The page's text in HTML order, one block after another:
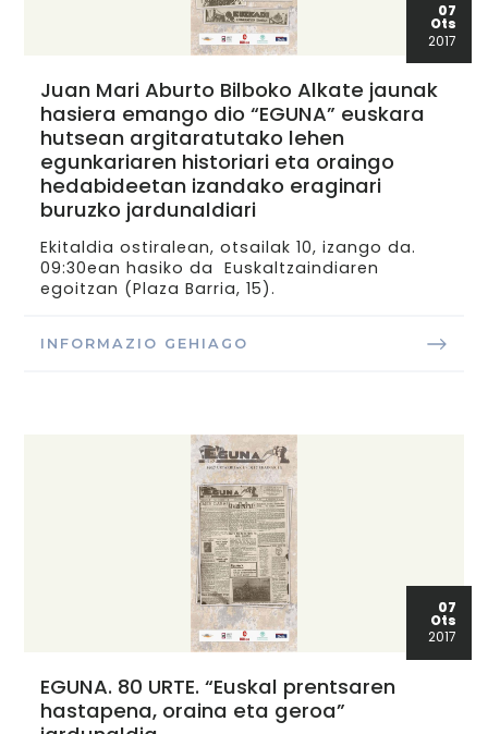
07
Ots
2017
Juan Mari Aburto Bilboko Alkate jaunak
hasiera emango dio “EGUNA” euskara
hutsean argitaratutako lehen
egunkariaren historiari eta oraingo
hedabideetan izandako eraginari
buruzko jardunaldiari
Ekitaldia ostiralean, otsailak 10, izango da.
09:30ean hasiko da Euskaltzaindiaren
egoitzan (Plaza Barria, 15).
INFORMAZIO GEHIAGO
07
Ots
2017
EGUNA. 80 URTE. “Euskal prentsaren
hastapena, oraina eta geroa”